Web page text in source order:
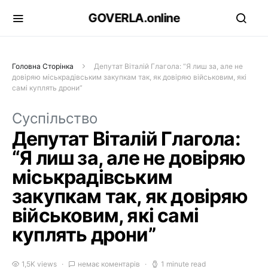
GOVERLA.online
Головна Сторінка
Депутат Віталій Глагола: “Я лиш за, але не
довіряю міськрадівським закупкам так, як довіряю військовим, які
самі куплять дрони”
Суспільство
Депутат Віталій Глагола:
“Я лиш за, але не довіряю
міськрадівським
закупкам так, як довіряю
військовим, які самі
куплять дрони”
1,5K views немає коментарів 1 minute read